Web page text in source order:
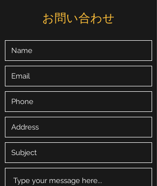
お問い合わせ